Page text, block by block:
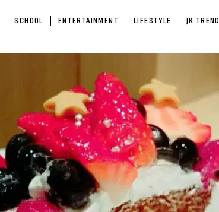
SCHOOL ENTERTAINMENT LIFESTYLE JK TREND